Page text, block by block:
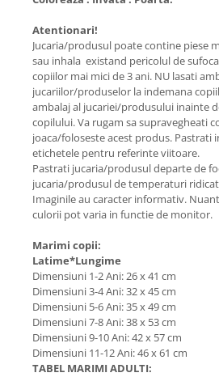
Atentionari!
Jucaria/produsul poate contine piese
sau inhala existand pericolul de
copiilor mai mici de 3 ani. NU lasati
jucariilor/produselor la indemana
ambalaj al jucariei/produsului inainte
copilului. Va rugam sa supravegheati
joaca/foloseste acest produs. Pastrati
etichetele pentru referinte viitoare.
Pastrati jucaria/produsul departe de
jucaria/produsul de temperaturi
Imaginile au caracter informativ.
culorii pot varia in functie de monitor.
Marimi copii:
Latime*Lungime
Dimensiuni 1-2 Ani: 26 x 41 cm
Dimensiuni 3-4 Ani: 32 x 45 cm
Dimensiuni 5-6 Ani: 35 x 49 cm
Dimensiuni 7-8 Ani: 38 x 53 cm
Dimensiuni 9-10 Ani: 42 x 57 cm
Dimensiuni 11-12 Ani: 46 x 61 cm
TABEL MARIMI ADULTI: